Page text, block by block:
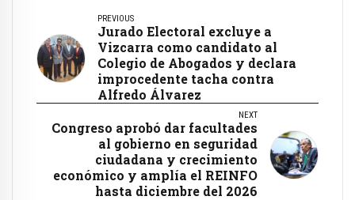
PREVIOUS
Jurado Electoral excluye a
Vizcarra como candidato al
Colegio de Abogados y declara
improcedente tacha contra
Alfredo Álvarez
NEXT
Congreso aprobó dar facultades
al gobierno en seguridad
ciudadana y crecimiento
económico y amplía el REINFO
hasta diciembre del 2026